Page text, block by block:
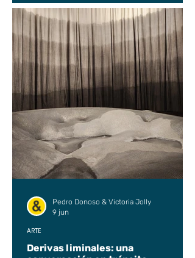
Derivas liminales: una
ARTE
Pedro Donoso & Victoria Jolly
9 jun